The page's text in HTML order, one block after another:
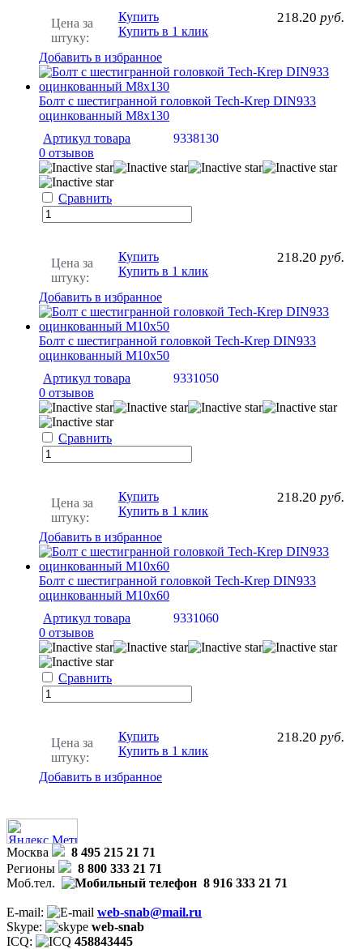
Цена за
штуку:
218.20 руб.
Купить
Купить в 1 клик
Добавить в избранное
Болт с шестигранной головкой Tech-Krep DIN933
оцинкованный М8х130
Артикул товара
9338130
0 отзывов
Сравнить
Цена за
штуку:
218.20 руб.
Купить
Купить в 1 клик
Добавить в избранное
Болт с шестигранной головкой Tech-Krep DIN933
оцинкованный М10х50
Артикул товара
9331050
0 отзывов
Сравнить
Цена за
штуку:
218.20 руб.
Купить
Купить в 1 клик
Добавить в избранное
Болт с шестигранной головкой Tech-Krep DIN933
оцинкованный М10х60
Артикул товара
9331060
0 отзывов
Сравнить
Цена за
штуку:
218.20 руб.
Купить
Купить в 1 клик
Добавить в избранное
Москва
8 495 215 21 71
Регионы
8 800 333 21 71
Моб.тел.
8 916 333 21 71
E-mail:
web-snab@mail.ru
Skype:
web-snab
ICQ:
458843445